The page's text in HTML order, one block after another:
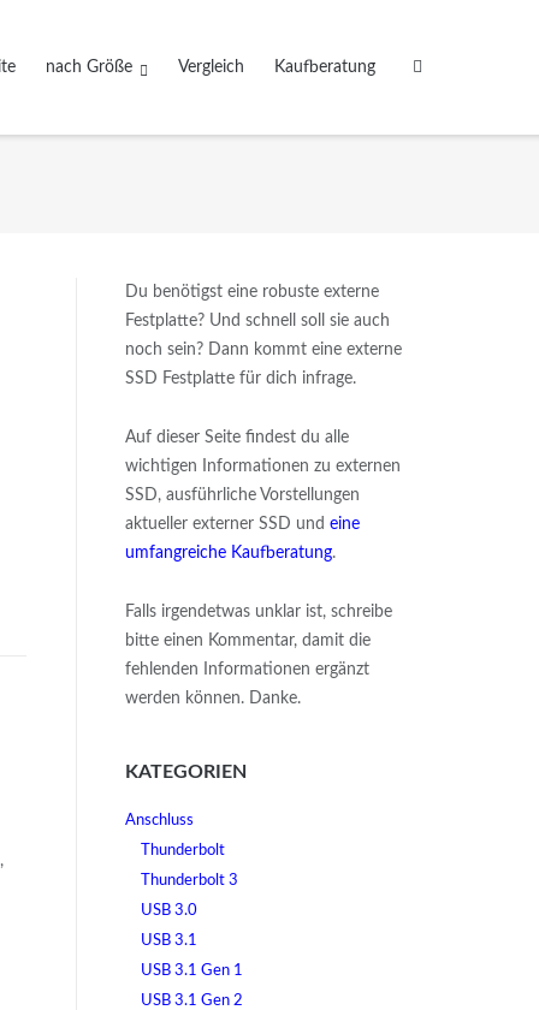
nach Größe Vergleich Kaufberatung
Du benötigst eine robuste externe
Festplatte? Und schnell soll sie auch
noch sein? Dann kommt eine externe
SSD Festplatte für dich infrage.
Auf dieser Seite findest du alle
wichtigen Informationen zu externen
SSD, ausführliche Vorstellungen
aktueller externer SSD und eine
umfangreiche Kaufberatung.
Falls irgendetwas unklar ist, schreibe
bitte einen Kommentar, damit die
fehlenden Informationen ergänzt
werden können. Danke.
KATEGORIEN
Anschluss
Thunderbolt
Thunderbolt 3
USB 3.0
USB 3.1
USB 3.1 Gen 1
USB 3.1 Gen 2